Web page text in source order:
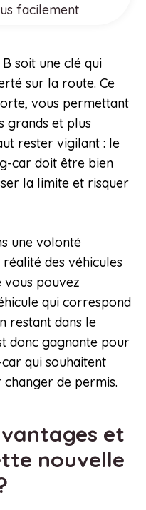
facilement
soit une clé qui
sur la route. Ce
vous permettant
grands et plus
rester vigilant : le
car doit être bien
la limite et risquer
une volonté
des véhicules
vous pouvez
qui correspond
restant dans le
donc gagnante pour
qui souhaitent
de permis.
et
nouvelle